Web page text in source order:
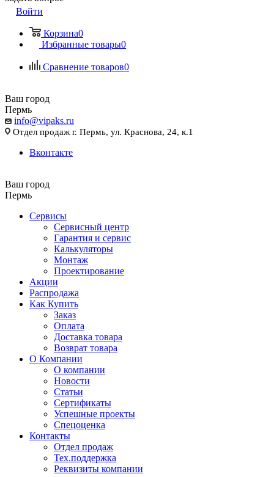
Войти
Корзина0
Избранные товары0
Сравнение товаров0
Ваш город
Пермь
info@vipaks.ru
Отдел продаж г. Пермь, ул. Краснова, 24, к.1
Вконтакте
Ваш город
Пермь
Сервисы
Сервисный центр
Гарантия и сервис
Калькуляторы
Монтаж
Проектирование
Акции
Распродажа
Как Купить
Заказ
Оплата
Доставка товара
Возврат товара
О Компании
О компании
Новости
Статьи
Сертификаты
Успешные проекты
Спецоценка
Контакты
Отдел продаж
Тех.поддержка
Реквизиты компании